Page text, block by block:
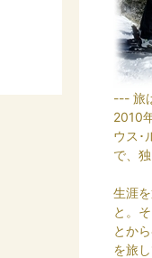
--- 旅
2010
ウス･
で、
生涯
と。
とか
を旅し